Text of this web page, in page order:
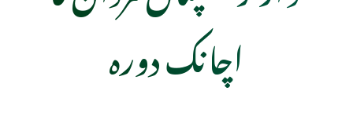
اچانک دورہ